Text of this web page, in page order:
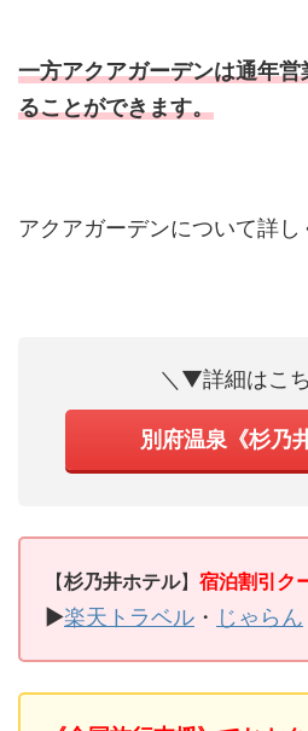
一方アクアガーデンは通年
ることができます。
アクアガーデンについて詳
＼▼詳細はこ
別府温泉《杉乃
【杉乃井ホテル】 宿泊割引ク
▶楽天トラベル ・ じゃらん